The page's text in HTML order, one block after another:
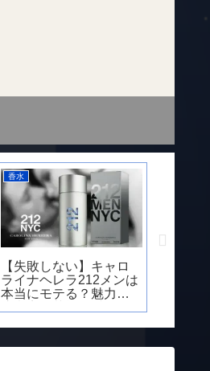
香水
【失敗しない】キャロ
ライナヘレラ212メンは
本当にモテる？魅力と